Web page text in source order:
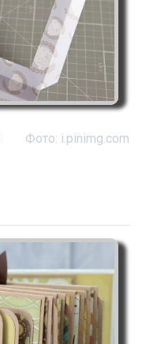
Фото: i.pinimg.com